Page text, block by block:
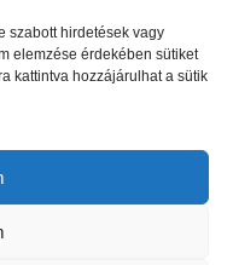
szabott hirdetések vagy
elemzése érdekében sütiket
kattintva hozzájárulhat a sütik
következő cikk